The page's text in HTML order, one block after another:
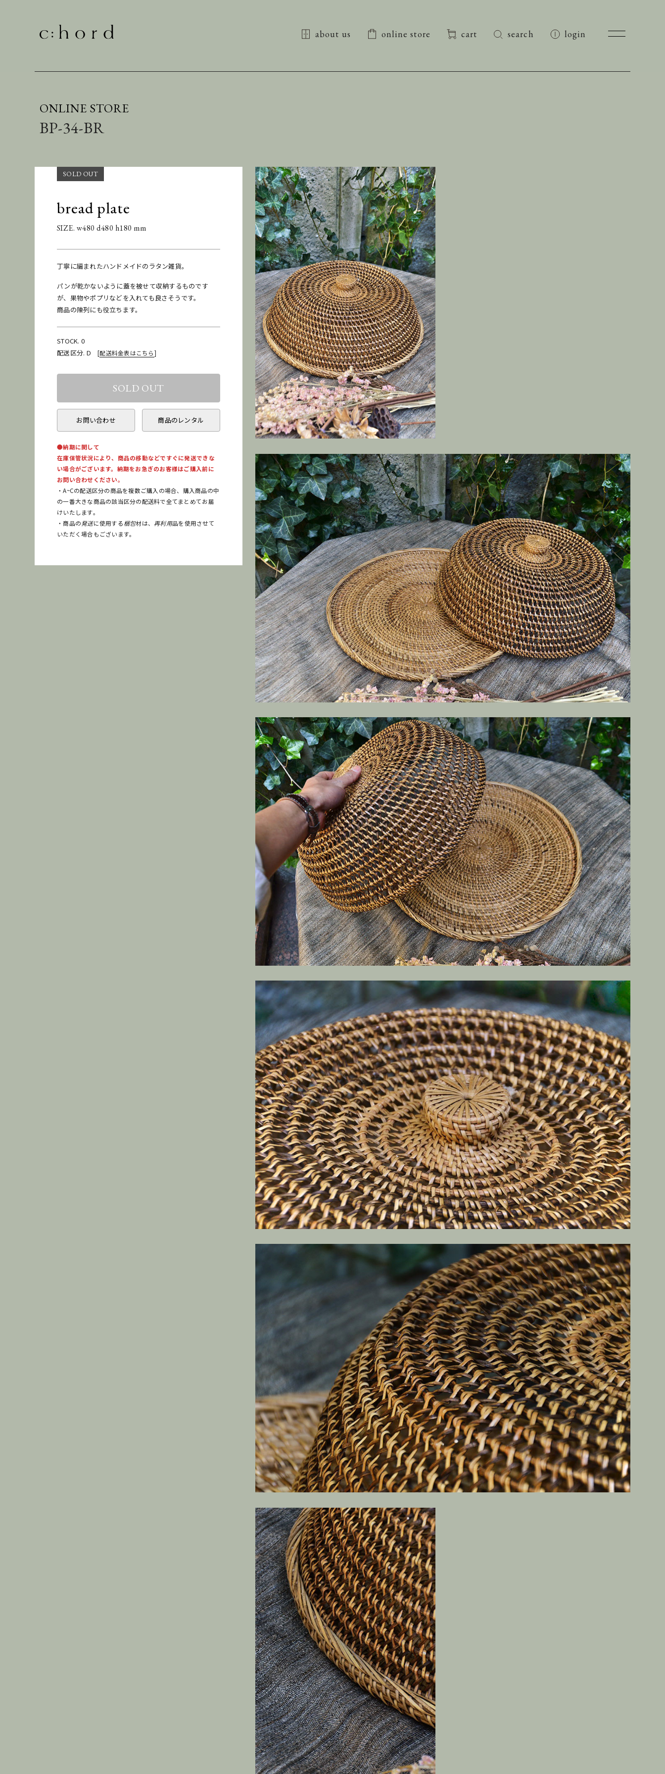
about us online store cart search login
ONLINE STORE
BP-34-BR
bread plate
SIZE. w480 d480 h180 mm
丁寧に編まれたハンドメイドのラタン雑貨。
パンが乾かないように蓋を被せて収納するものです
が、果物やポプリなどを入れても良さそうです。
商品の陳列にも役立ちます。
STOCK. 0
配送区分. D[配送料金表はこちら]
お問い合わせ 商品のレンタル
●納期に関して
在庫保管状況により、商品の移動などですぐに発送できな
い場合がございます。納期をお急ぎのお客様はご購入前に
お問い合わせください。
・A~Cの配送区分の商品を複数ご購入の場合、購入商品の中
の一番大きな商品の該当区分の配送料で全てまとめてお届
けいたします。
・商品の発送に使用する梱包材は、 再利用品を使用させて
いただく場合もございます。